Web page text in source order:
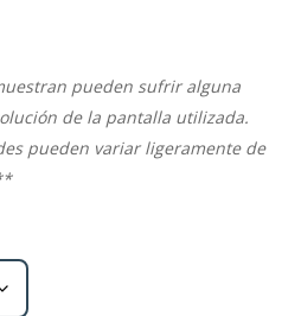
pueden sufrir alguna
de la pantalla utilizada.
pueden variar ligeramente de